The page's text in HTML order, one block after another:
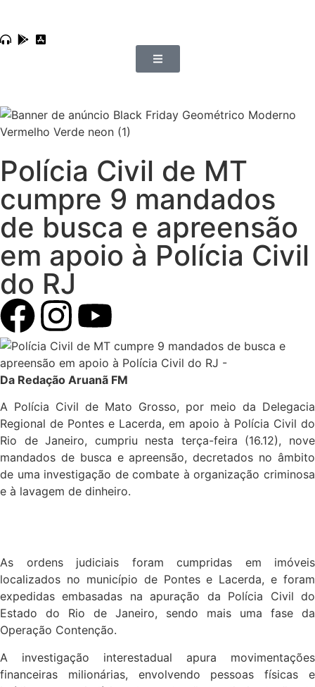
Polícia Civil de MT
cumpre 9 mandados
de busca e apreensão
em apoio à Polícia Civil
do RJ
Da Redação Aruanã FM
A Polícia Civil de Mato Grosso, por meio da Delegacia
Regional de Pontes e Lacerda, em apoio à Polícia Civil do
Rio de Janeiro, cumpriu nesta terça-feira (16.12), nove
mandados de busca e apreensão, decretados no âmbito
de uma investigação de combate à organização criminosa
e à lavagem de dinheiro.
As ordens judiciais foram cumpridas em imóveis
localizados no município de Pontes e Lacerda, e foram
expedidas embasadas na apuração da Polícia Civil do
Estado do Rio de Janeiro, sendo mais uma fase da
Operação Contenção.
A investigação interestadual apura movimentações
financeiras milionárias, envolvendo pessoas físicas e